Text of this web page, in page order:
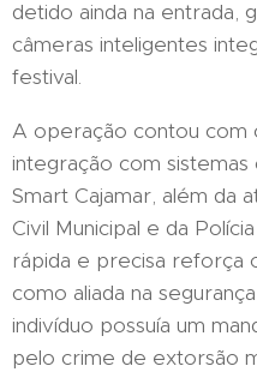
detido ainda na entrada,
câmeras inteligentes
festival.
A operação contou com
integração com sistemas
Smart Cajamar, além da
Civil Municipal e da
rápida e precisa reforça
como aliada na
indivíduo possuía um
pelo crime de extorsão